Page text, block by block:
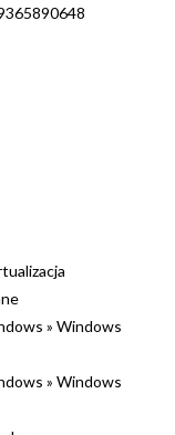
» Windows
» Windows